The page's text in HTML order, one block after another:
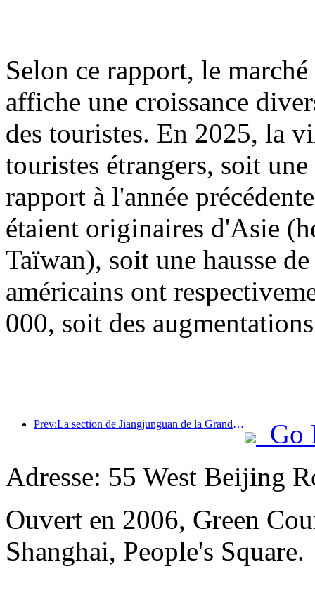
Selon ce rapport, le
affiche une croissance
des touristes. En 2025, la
touristes étrangers, soit
rapport à l'année
étaient originaires d'Asie
Taïwan), soit une hausse
américains ont
000, soit des
Prev:La section de Jiangjunguan de la Grande Muraille, située dans le district de Pinggu à Pékin, devrait ouvrir au public dès la fin de l'année 2026.
Go
Adresse: 55 West Beijing
Ouvert en 2006, Green
Shanghai, People's Square.